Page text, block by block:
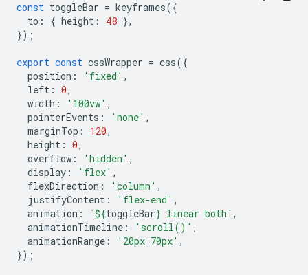
const toggleBar = keyframes({
to : { height : 48 },
});
export const cssWrapper = css({
position : 'fixed' ,
left : 0,
width : '100vw' ,
pointerEvents : 'none' ,
marginTop : 120,
height : 0,
overflow : 'hidden' ,
display : 'flex' ,
flexDirection : 'column' ,
justifyContent : 'flex-end' ,
animation : `${toggleBar} linear both` ,
animationTimeline : 'scroll()' ,
animationRange : '20px 70px' ,
});